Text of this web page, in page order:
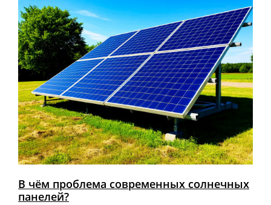
В чём проблема современных солнечных
панелей?